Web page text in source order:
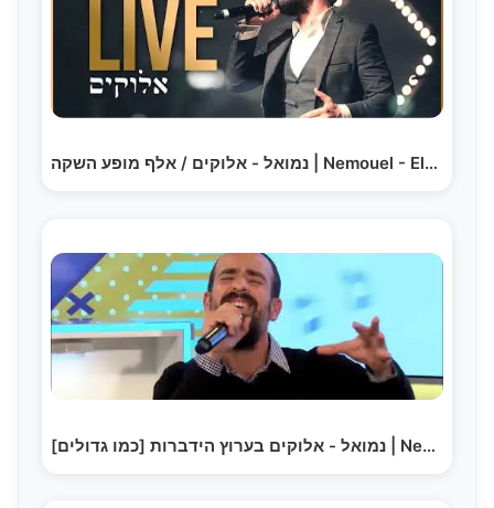
נמואל - אלוקים / אלף מופע השקה | Nemouel - Elokim /…
נמואל - אלוקים בערוץ הידברות [כמו גדולים] | Nemouel…